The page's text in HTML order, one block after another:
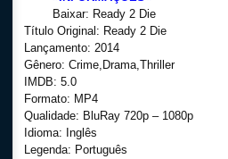
Legendado
Baixar: Ready 2 Die
Título Original: Ready 2 Die
Lançamento: 2014
Gênero: Crime,Drama,Thriller
IMDB: 5.0
Formato: MP4
Qualidade: BluRay 720p – 1080p
Idioma: Inglês
Legenda: Português